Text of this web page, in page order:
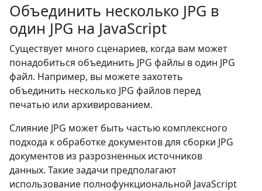
Объединить несколько JPG в
один JPG на JavaScript
Существует много сценариев, когда вам может
понадобиться объединить JPG файлы в один JPG
файл. Например, вы можете захотеть
объединить несколько JPG файлов перед
печатью или архивированием.
Слияние JPG может быть частью комплексного
подхода к обработке документов для сборки JPG
документов из разрозненных источников
данных. Такие задачи предполагают
использование полнофункциональной JavaScript